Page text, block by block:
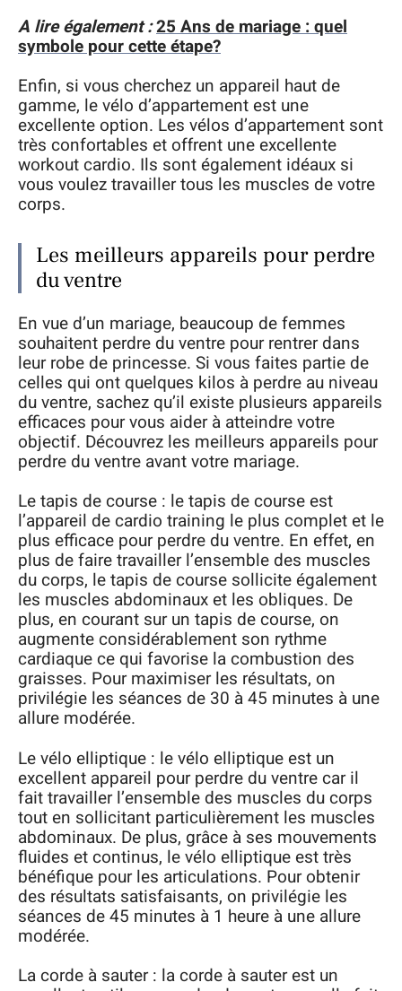
A lire également :25 Ans de mariage : quel
symbole pour cette étape?
Enfin, si vous cherchez un appareil haut de
gamme, le vélo d’appartement est une
excellente option. Les vélos d’appartement sont
très confortables et offrent une excellente
workout cardio. Ils sont également idéaux si
vous voulez travailler tous les muscles de votre
corps.
Les meilleurs appareils pour perdre
du ventre
En vue d’un mariage, beaucoup de femmes
souhaitent perdre du ventre pour rentrer dans
leur robe de princesse. Si vous faites partie de
celles qui ont quelques kilos à perdre au niveau
du ventre, sachez qu’il existe plusieurs appareils
efficaces pour vous aider à atteindre votre
objectif. Découvrez les meilleurs appareils pour
perdre du ventre avant votre mariage.
Le tapis de course : le tapis de course est
l’appareil de cardio training le plus complet et le
plus efficace pour perdre du ventre. En effet, en
plus de faire travailler l’ensemble des muscles
du corps, le tapis de course sollicite également
les muscles abdominaux et les obliques. De
plus, en courant sur un tapis de course, on
augmente considérablement son rythme
cardiaque ce qui favorise la combustion des
graisses. Pour maximiser les résultats, on
privilégie les séances de 30 à 45 minutes à une
allure modérée.
Le vélo elliptique : le vélo elliptique est un
excellent appareil pour perdre du ventre car il
fait travailler l’ensemble des muscles du corps
tout en sollicitant particulièrement les muscles
abdominaux. De plus, grâce à ses mouvements
fluides et continus, le vélo elliptique est très
bénéfique pour les articulations. Pour obtenir
des résultats satisfaisants, on privilégie les
séances de 45 minutes à 1 heure à une allure
modérée.
La corde à sauter : la corde à sauter est un